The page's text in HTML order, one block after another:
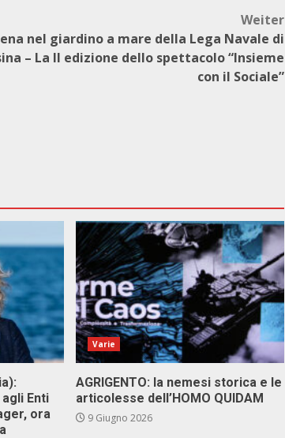
Weiter
nel giardino a mare della Lega Navale di
– La II edizione dello spettacolo “Insieme
con il Sociale”
Enti
ora
Varie
AGRIGENTO: la nemesi storica e le
articolesse dell’HOMO QUIDAM
9 Giugno 2026